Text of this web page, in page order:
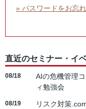
» パスワードをお忘
直近のセミナー・イ
08/18
AIの危機管理
ィ勉強会
08/19
リスク対策